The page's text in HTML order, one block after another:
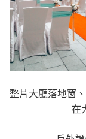
整片大廳落地窗
在